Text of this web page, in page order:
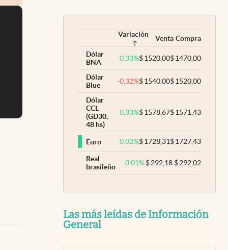
Variación Venta Compra
Dólar
BNA
0,33%$1520,00$1470,00
Dólar
Blue
-0,32%$1540,00$1520,00
Dólar
CCL
(GD30,
48 hs)
0,33%$1578,67$1571,43
Euro 0,02%$1728,31$1727,43
Real
brasileño
0,01% $292,18 $292,02
Las más leídas de Información
General